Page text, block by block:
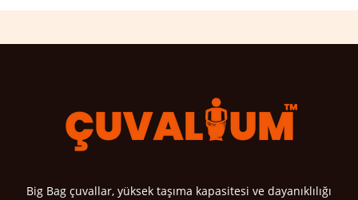
Big Bag çuvallar, yüksek taşıma kapasitesi ve dayanıklılığı